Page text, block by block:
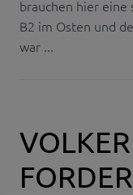
brauchen hier eine
B2 im Osten und
war ...